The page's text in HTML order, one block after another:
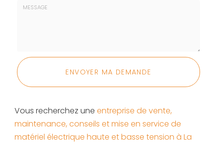
Message
:
*
ENVOYER MA DEMANDE
Vous recherchez une entreprise de vente,
maintenance, conseils et mise en service de
matériel électrique haute et basse tension à La